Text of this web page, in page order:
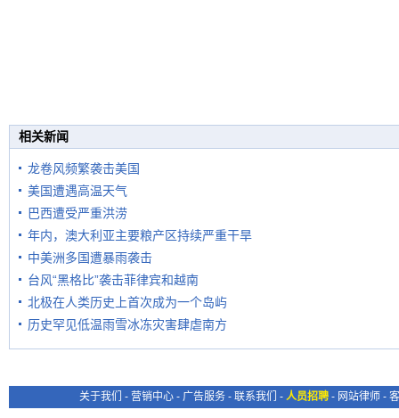
相关新闻
龙卷风频繁袭击美国
美国遭遇高温天气
巴西遭受严重洪涝
年内，澳大利亚主要粮产区持续严重干旱
中美洲多国遭暴雨袭击
台风“黑格比”袭击菲律宾和越南
北极在人类历史上首次成为一个岛屿
历史罕见低温雨雪冰冻灾害肆虐南方
关于我们 - 营销中心 - 广告服务 - 联系我们 - 人员招聘 - 网站律师 -